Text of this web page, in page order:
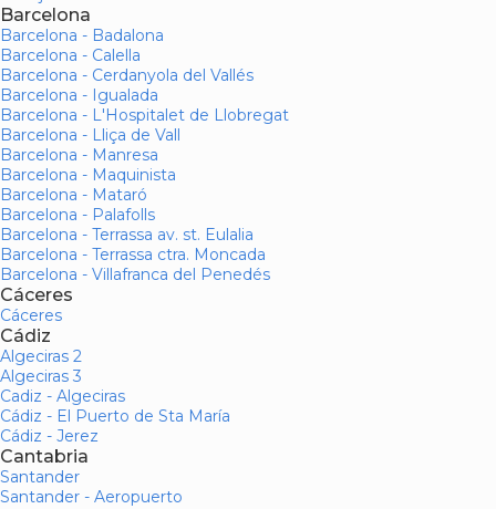
Barcelona
Barcelona - Badalona
Barcelona - Calella
Barcelona - Cerdanyola del Vallés
Barcelona - Igualada
Barcelona - L'Hospitalet de Llobregat
Barcelona - Lliça de Vall
Barcelona - Manresa
Barcelona - Maquinista
Barcelona - Mataró
Barcelona - Palafolls
Barcelona - Terrassa av. st. Eulalia
Barcelona - Terrassa ctra. Moncada
Barcelona - Villafranca del Penedés
Cáceres
Cáceres
Cádiz
Algeciras 2
Algeciras 3
Cadiz - Algeciras
Cádiz - El Puerto de Sta María
Cádiz - Jerez
Cantabria
Santander
Santander - Aeropuerto